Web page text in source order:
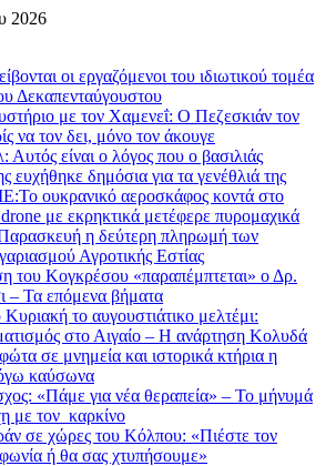
2026
οι εργαζόμενοι του ιδιωτικού τομέα
Δεκαπενταύγουστου
με τον Χαμενεΐ: Ο Πεζεσκιάν τον
να τον δει, μόνο τον άκουγε
είναι ο λόγος που ο βασιλιάς
ευχήθηκε δημόσια για τα γενέθλιά της
ουκρανικό αεροσκάφος κοντά στο
με εκρηκτικά μετέφερε πυρομαχικά
η δεύτερη πληρωμή των
Αγροτικής Εστίας
του Κογκρέσου «παραπέμπτεται» ο Δρ.
– Τα επόμενα βήματα
Κυριακή το αυγουστιάτικο μελτέμι:
στο Αιγαίο – Η ανάρτηση Κολυδά
σε μνημεία και ιστορικά κτήρια η
καύσωνα
«Πάμε για νέα θεραπεία» – Το μήνυμά
με τον καρκίνο
σε χώρες του Κόλπου: «Πιέστε τον
ή θα σας χτυπήσουμε»